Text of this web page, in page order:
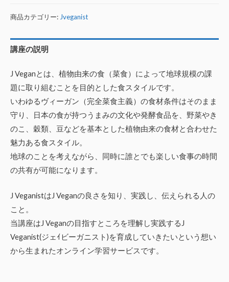
商品カテゴリー: Jveganist
講座の説明
J Veganとは、植物由来の食（菜食）によって地球規模の課
題に取り組むことを目的とした食スタイルです。
いわゆるヴィーガン（完全菜食主義）の食材条件はそのまま
守り、日本の食が持つうまみの文化や発酵食品を、野菜やき
のこ、穀類、豆などを基本とした植物由来の食材と合わせた
魅力ある食スタイル。
地球のことを考えながら、同時に誰とでも楽しい食事の時間
の共有が可能になります。
J VeganistはJ Veganの良さを知り、実践し、伝えられる人の
こと。
当講座はJ Veganの目指すところを理解し実践するJ
Veganist(ジェｲビーガニスト)を育成していきたいという想い
から生まれたオンライン学習サービスです。